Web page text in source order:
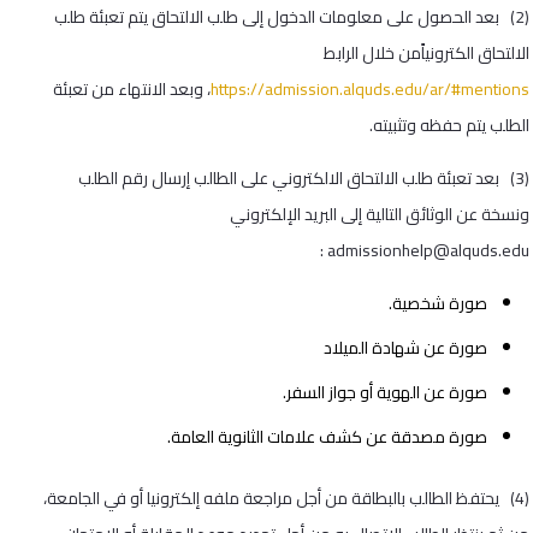
(2) بعد الحصول على معلومات الدخول إلى طلب الالتحاق يتم تعبئة طلب
الالتحاق الكترونياًمن خلال الرابط
https://admission.alquds.edu/ar/#mentions، وبعد الانتهاء من تعبئة
الطلب يتم حفظه وتثبيته.
(3) بعد تعبئة طلب الالتحاق الالكتروني على الطالب إرسال رقم الطلب
ونسخة عن الوثائق التالية إلى البريد الإلكتروني
admissionhelp@alquds.edu
:
صورة شخصية.
صورة عن شهادة الميلاد
صورة عن الهوية أو جواز السفر.
صورة مصدقة عن كشف علامات الثانوية العامة.
(4) يحتفظ الطالب بالبطاقة من أجل مراجعة ملفه إلكترونيا أو في الجامعة،